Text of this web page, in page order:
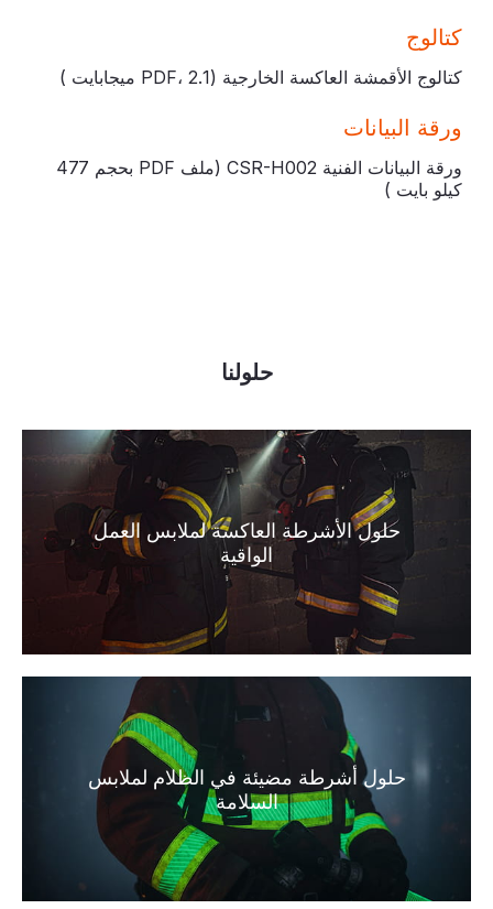
كتالوج
كتالوج الأقمشة العاكسة الخارجية (PDF،2.1 ميجابايت )
ورقة البيانات
ورقة البيانات الفنية CSR-H002 (ملف PDF
بحجم 477
كيلو بايت )
حلولنا
حلول الأشرطة العاكسة لملابس العمل
الواقية
حلول أشرطة مضيئة في الظلام لملابس
السلامة